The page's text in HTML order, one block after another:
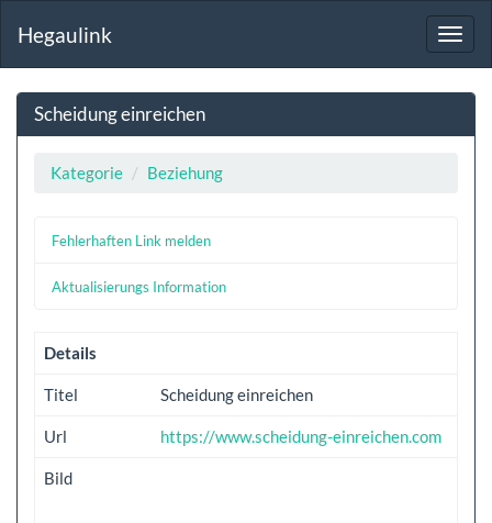
Hegaulink
Scheidung einreichen
Kategorie Beziehung
Fehlerhaften Link melden
Aktualisierungs Information
Details
Titel Scheidung einreichen
Url https://www.scheidung-einreichen.com
Bild